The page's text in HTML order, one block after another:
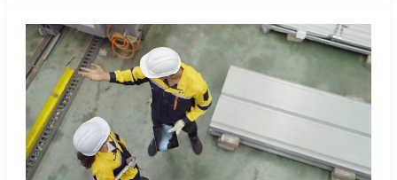
Ganzheitlichkeit
in
der
Aufgabengestaltung